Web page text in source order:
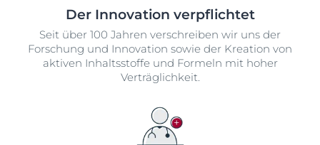
Der Innovation verpflichtet
Seit über 100 Jahren verschreiben wir uns der
Forschung und Innovation sowie der Kreation von
aktiven Inhaltsstoffe und Formeln mit hoher
Verträglichkeit.